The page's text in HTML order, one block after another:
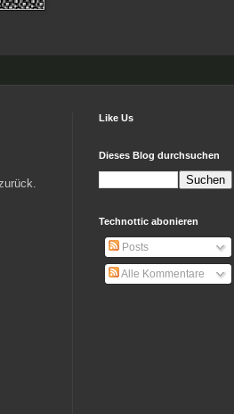
Like Us
Dieses Blog durchsuchen
Technottic abonieren
Posts
Alle Kommentare